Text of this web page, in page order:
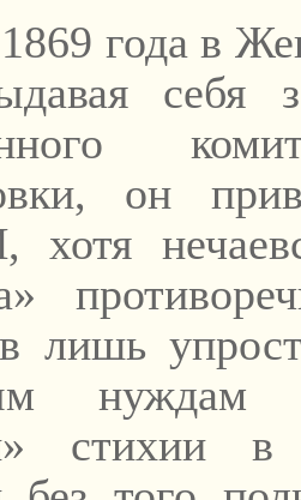
года в
себя
он
хотя
лишь
стихии